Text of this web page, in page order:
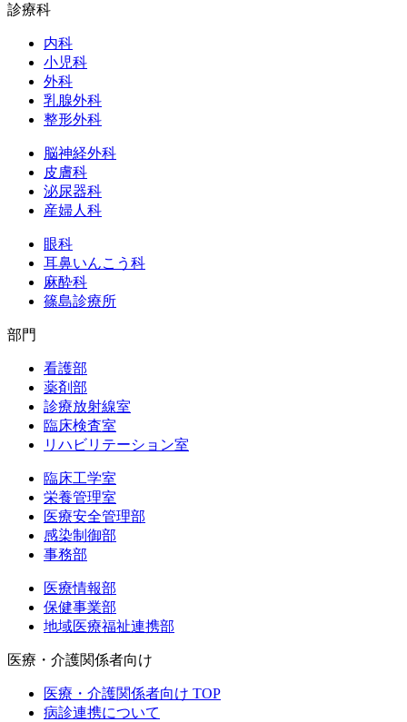
診療科
内科
小児科
外科
乳腺外科
整形外科
脳神経外科
皮膚科
泌尿器科
産婦人科
眼科
耳鼻いんこう科
麻酔科
篠島診療所
部門
看護部
薬剤部
診療放射線室
臨床検査室
リハビリテーション室
臨床工学室
栄養管理室
医療安全管理部
感染制御部
事務部
医療情報部
保健事業部
地域医療福祉連携部
医療・介護関係者向け
医療・介護関係者向け TOP
病診連携について